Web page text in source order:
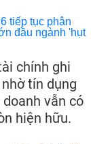
chính ghi
tín dụng
vẫn có
hiện hữu.